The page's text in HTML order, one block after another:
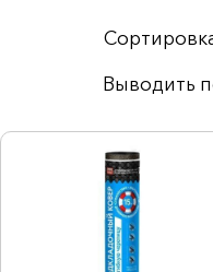
Выводить